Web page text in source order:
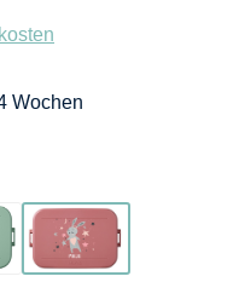
Wochen
Dunkelrosa